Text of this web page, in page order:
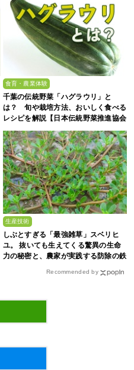
食育・農業体験
千葉の伝統野菜「ハグラウリ」と
は？ 旬や栽培方法、おいしく食べる
レシピを解説【日本伝統野菜推進協会
監修】
生産技術
しぶとすぎる「最強雑草」スベリヒ
ユ。 抜いても生えてくる驚異の生命
力の秘密と、農家が実践する防除の鉄
Recommended by